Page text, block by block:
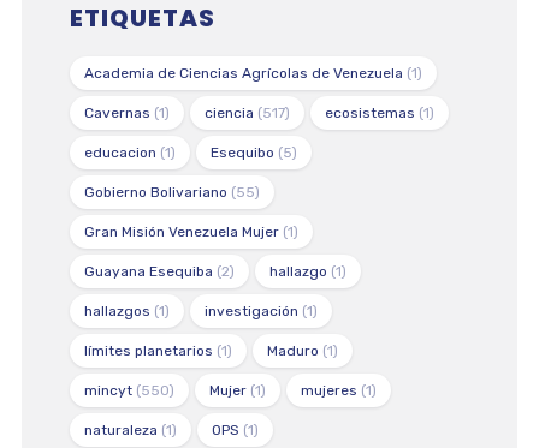
ETIQUETAS
Academia de Ciencias Agrícolas de Venezuela (1)
Cavernas (1) ciencia (517) ecosistemas (1)
educacion (1) Esequibo (5)
Gobierno Bolivariano (55)
Gran Misión Venezuela Mujer(1)
Guayana Esequiba (2) hallazgo (1)
hallazgos (1) investigación (1)
límites planetarios (1) Maduro (1)
mincyt(550) Mujer(1) mujeres (1)
naturaleza (1) OPS (1)